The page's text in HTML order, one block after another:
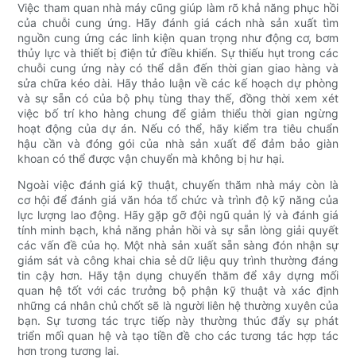
Việc tham quan nhà máy cũng giúp làm rõ khả năng phục hồi
của chuỗi cung ứng. Hãy đánh giá cách nhà sản xuất tìm
nguồn cung ứng các linh kiện quan trọng như động cơ, bơm
thủy lực và thiết bị điện tử điều khiển. Sự thiếu hụt trong các
chuỗi cung ứng này có thể dẫn đến thời gian giao hàng và
sửa chữa kéo dài. Hãy thảo luận về các kế hoạch dự phòng
và sự sẵn có của bộ phụ tùng thay thế, đồng thời xem xét
việc bố trí kho hàng chung để giảm thiểu thời gian ngừng
hoạt động của dự án. Nếu có thể, hãy kiểm tra tiêu chuẩn
hậu cần và đóng gói của nhà sản xuất để đảm bảo giàn
khoan có thể được vận chuyển mà không bị hư hại.
Ngoài việc đánh giá kỹ thuật, chuyến thăm nhà máy còn là
cơ hội để đánh giá văn hóa tổ chức và trình độ kỹ năng của
lực lượng lao động. Hãy gặp gỡ đội ngũ quản lý và đánh giá
tính minh bạch, khả năng phản hồi và sự sẵn lòng giải quyết
các vấn đề của họ. Một nhà sản xuất sẵn sàng đón nhận sự
giám sát và công khai chia sẻ dữ liệu quy trình thường đáng
tin cậy hơn. Hãy tận dụng chuyến thăm để xây dựng mối
quan hệ tốt với các trưởng bộ phận kỹ thuật và xác định
những cá nhân chủ chốt sẽ là người liên hệ thường xuyên của
bạn. Sự tương tác trực tiếp này thường thúc đẩy sự phát
triển mối quan hệ và tạo tiền đề cho các tương tác hợp tác
hơn trong tương lai.